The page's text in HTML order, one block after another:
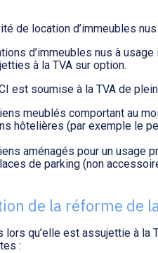
de location d’immeubles
d’immeubles nus à
à la TVA sur option.
est soumise à la TVA de
meublés comportant au
hôtelières (par exemple le
aménagés pour un usage
de parking (non
de la réforme de
lors qu’elle est assujettie à la
: